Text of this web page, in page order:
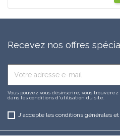
Recevez nos offres
Vous pouvez vous désinscrire, vous
dans les conditions d'utilisation du site.
J'accepte les conditions générales